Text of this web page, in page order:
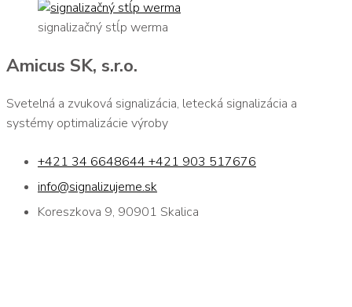
signalizačný stĺp werma
Amicus SK, s.r.o.
Svetelná a zvuková signalizácia, letecká signalizácia a
systémy optimalizácie výroby
+421 34 6648644 +421 903 517676
info@signalizujeme.sk
Koreszkova 9, 90901 Skalica